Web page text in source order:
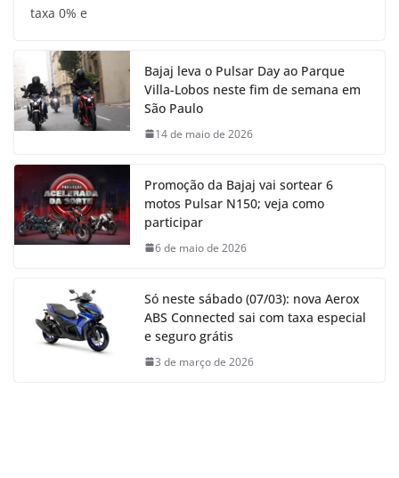
taxa 0% e
Bajaj leva o Pulsar Day ao Parque
Villa-Lobos neste fim de semana em
São Paulo
14 de maio de 2026
Promoção da Bajaj vai sortear 6
motos Pulsar N150; veja como
participar
6 de maio de 2026
Só neste sábado (07/03): nova Aerox
ABS Connected sai com taxa especial
e seguro grátis
3 de março de 2026